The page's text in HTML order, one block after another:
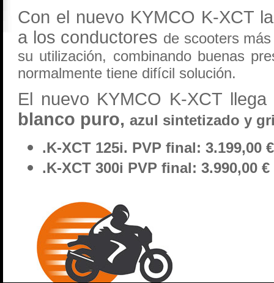
Con el nuevo KYMCO K-XCT
a los conductores de scooters
su utilización, combinando buenas
normalmente tiene difícil solución.
El nuevo KYMCO K-XCT
blanco puro, azul sintetizado y
.K-XCT 125i. PVP final: 3.199,00
.K-XCT 300i PVP final: 3.990,00 €